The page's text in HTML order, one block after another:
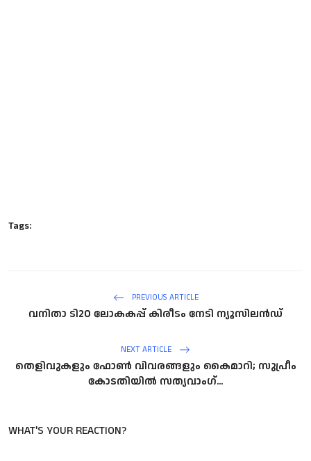
Tags:
PREVIOUS ARTICLE
വ​നി​താ ടി20 ​ലോ​ക​ക​പ്പ് കി​രീ​ടം നേ​ടി ന്യൂ​സി​ല​ൻ​ഡ്
NEXT ARTICLE
തെ​ളി​വു​ക​ളും ഫോ​ൺ വി​വ​ര​ങ്ങ​ളും കൈ​മാ​റി; സു​പ്രീം​
കോ​ട​തി​യി​ൽ സ​ത്യ​വാം​ഗ്‌...
WHAT'S YOUR REACTION?